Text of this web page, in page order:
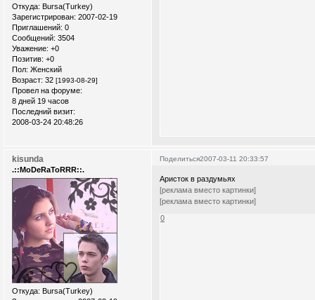
Откуда: Bursa(Turkey)
Зарегистрирован: 2007-02-19
Приглашений: 0
Сообщений: 3504
Уважение: +0
Позитив: +0
Пол: Женский
Возраст: 32 [1993-08-29]
Провел на форуме:
8 дней 19 часов
Последний визит:
2008-03-24 20:48:26
Поделиться2007-03-11 20:33:57
kisunda
.::MoDeRaToRRR::.
Откуда: Bursa(Turkey)
Аристок в раздумьях
[реклама вместо картинки]
[реклама вместо картинки]
0